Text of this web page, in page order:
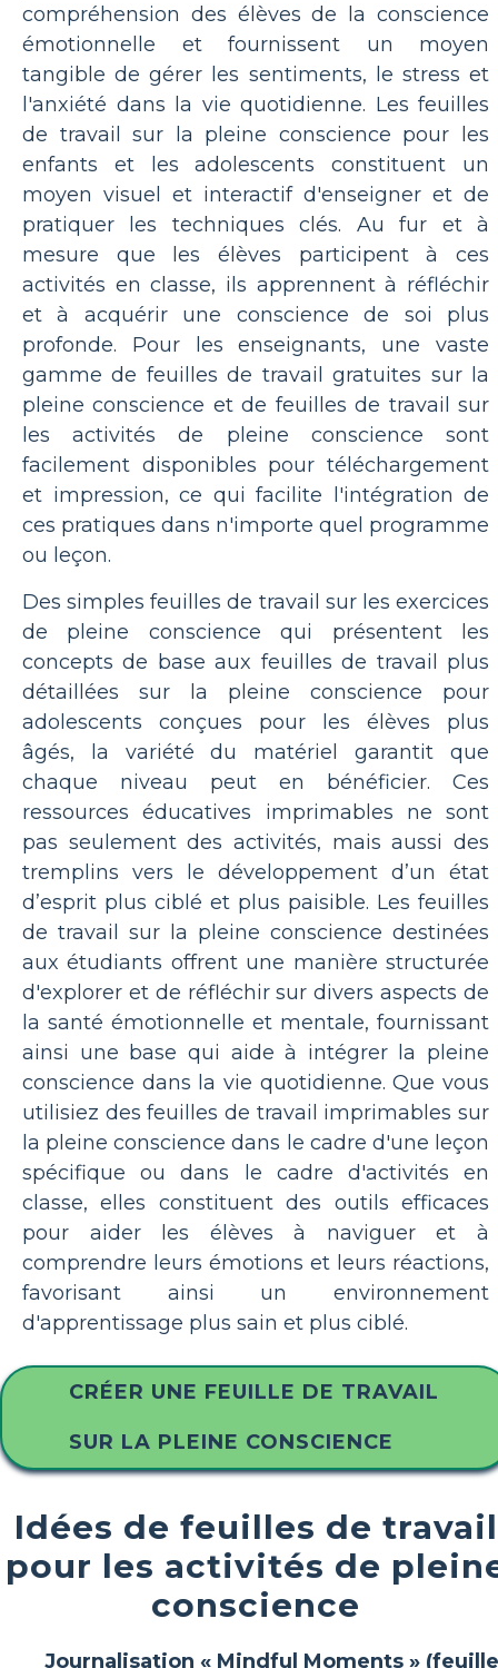
compréhension des élèves de la conscience
émotionnelle et fournissent un moyen
tangible de gérer les sentiments, le stress et
l'anxiété dans la vie quotidienne. Les feuilles
de travail sur la pleine conscience pour les
enfants et les adolescents constituent un
moyen visuel et interactif d'enseigner et de
pratiquer les techniques clés. Au fur et à
mesure que les élèves participent à ces
activités en classe, ils apprennent à réfléchir
et à acquérir une conscience de soi plus
profonde. Pour les enseignants, une vaste
gamme de feuilles de travail gratuites sur la
pleine conscience et de feuilles de travail sur
les activités de pleine conscience sont
facilement disponibles pour téléchargement
et impression, ce qui facilite l'intégration de
ces pratiques dans n'importe quel programme
ou leçon.
Des simples feuilles de travail sur les exercices
de pleine conscience qui présentent les
concepts de base aux feuilles de travail plus
détaillées sur la pleine conscience pour
adolescents conçues pour les élèves plus
âgés, la variété du matériel garantit que
chaque niveau peut en bénéficier. Ces
ressources éducatives imprimables ne sont
pas seulement des activités, mais aussi des
tremplins vers le développement d’un état
d’esprit plus ciblé et plus paisible. Les feuilles
de travail sur la pleine conscience destinées
aux étudiants offrent une manière structurée
d'explorer et de réfléchir sur divers aspects de
la santé émotionnelle et mentale, fournissant
ainsi une base qui aide à intégrer la pleine
conscience dans la vie quotidienne. Que vous
utilisiez des feuilles de travail imprimables sur
la pleine conscience dans le cadre d'une leçon
spécifique ou dans le cadre d'activités en
classe, elles constituent des outils efficaces
pour aider les élèves à naviguer et à
comprendre leurs émotions et leurs réactions,
favorisant ainsi un environnement
d'apprentissage plus sain et plus ciblé.
CRÉER UNE FEUILLE DE TRAVAIL
SUR LA PLEINE CONSCIENCE
Idées de feuilles de travail
pour les activités de
conscience
Journalisation « Mindful Moments » (feuille